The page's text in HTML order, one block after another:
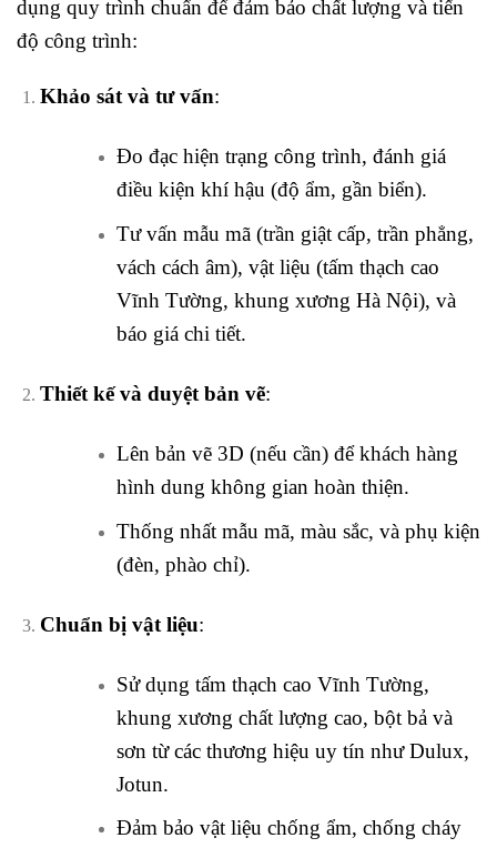
dụng quy trình chuẩn để đảm bảo chất lượng và tiến
độ công trình:
Khảo sát và tư vấn:
Đo đạc hiện trạng công trình, đánh giá
điều kiện khí hậu (độ ẩm, gần biển).
Tư vấn mẫu mã (trần giật cấp, trần phẳng,
vách cách âm), vật liệu (tấm thạch cao
Vĩnh Tường, khung xương Hà Nội), và
báo giá chi tiết.
Thiết kế và duyệt bản vẽ:
Lên bản vẽ 3D (nếu cần) để khách hàng
hình dung không gian hoàn thiện.
Thống nhất mẫu mã, màu sắc, và phụ kiện
(đèn, phào chỉ).
Chuẩn bị vật liệu:
Sử dụng tấm thạch cao Vĩnh Tường,
khung xương chất lượng cao, bột bả và
sơn từ các thương hiệu uy tín như Dulux,
Jotun.
Đảm bảo vật liệu chống ẩm, chống cháy